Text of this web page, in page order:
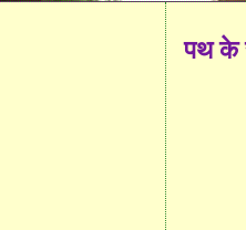
पथ के